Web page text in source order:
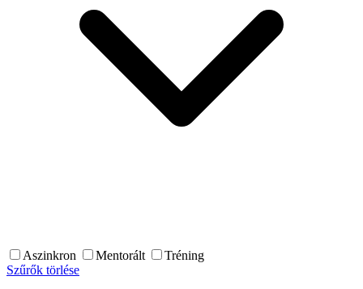
Aszinkron Mentorált
Tréning
Szűrők törlése